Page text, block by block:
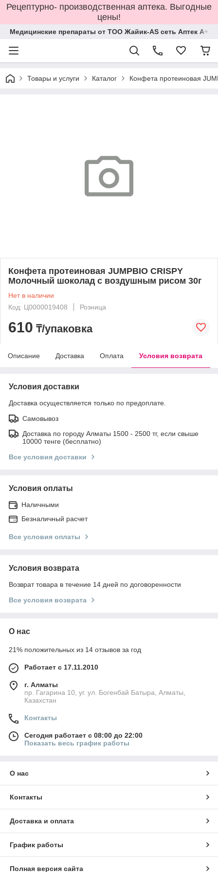
Рецептурно- производственная аптека. Выгодные
цены!
Медицинские препараты от ТОО Жайик-AS сеть Аптек А+
Товары и услуги Каталог Конфета протеиновая
Конфета протеиновая JUMPBIO CRISPY
Молочный шоколад с воздушным рисом 30г
Нет в наличии
Код: Ц0000019408
Розница
610 ₸/упаковка
Описание Доставка Оплата Условия возврата
Условия доставки
Доставка осуществляется только по предоплате.
Самовывоз
Доставка по городу Алматы 1500 - 2500 тг, если свыше
10000 тенге (бесплатно)
Все условия доставки
Условия оплаты
Наличными
Безналичный расчет
Все условия оплаты
Условия возврата
Возврат товара в течение 14 дней по договоренности
Все условия возврата
О нас
21% положительных из 14 отзывов за год
Работает с 17.11.2010
г. Алматы
пр. Гагарина 10, уг. ул. Богенбай Батыра, Алматы,
Казахстан
Контакты
Сегодня работает с 08:00 до 22:00
Показать весь график работы
О нас
Контакты
Доставка и оплата
График работы
Полная версия сайта